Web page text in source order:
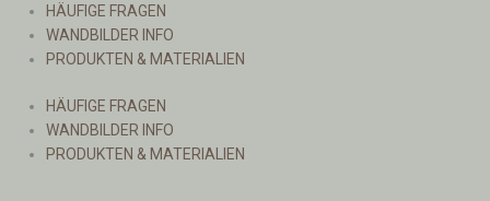
HÄUFIGE FRAGEN
WANDBILDER INFO
PRODUKTEN & MATERIALIEN
HÄUFIGE FRAGEN
WANDBILDER INFO
PRODUKTEN & MATERIALIEN